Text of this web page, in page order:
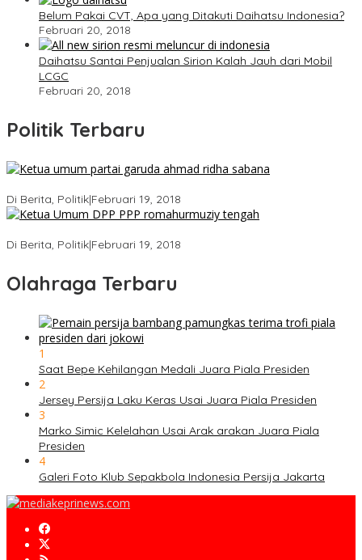
Belum Pakai CVT, Apa yang Ditakuti Daihatsu Indonesia?
Februari 20, 2018
Daihatsu Santai Penjualan Sirion Kalah Jauh dari Mobil
LCGC
Februari 20, 2018
Politik Terbaru
Di Berita, Politik|Februari 19, 2018
Di Berita, Politik|Februari 19, 2018
Olahraga Terbaru
1
Saat Bepe Kehilangan Medali Juara Piala Presiden
2
Jersey Persija Laku Keras Usai Juara Piala Presiden
3
Marko Simic Kelelahan Usai Arak arakan Juara Piala
Presiden
4
Galeri Foto Klub Sepakbola Indonesia Persija Jakarta